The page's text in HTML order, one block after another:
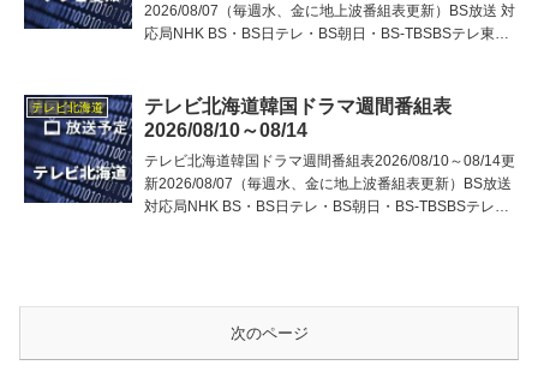
2026/08/07（毎週水、金に地上波番組表更新）BS放送 対
応局NHK BS・BS日テレ・BS朝日・BS-TBSBSテレ東・
テレビ北海道
テレビ北海道韓国ドラマ週間番組表
2026/08/10～08/14
テレビ北海道韓国ドラマ週間番組表2026/08/10～08/14更
新2026/08/07（毎週水、金に地上波番組表更新）BS放送
対応局NHK BS・BS日テレ・BS朝日・BS-TBSBSテレ
次のページ